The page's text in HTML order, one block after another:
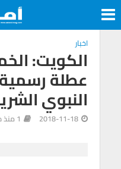
اخبار
الكويت:
عطلة
النبوي
2018-11-18 1 منذ دقيقة